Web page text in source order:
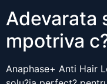
Adevarata
mpotriva
Anaphase+ Anti Hair